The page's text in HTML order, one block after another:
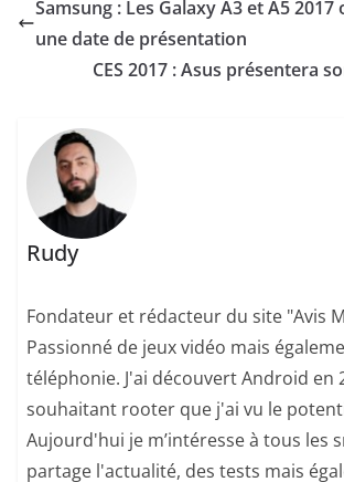
Samsung : Les Galaxy A3 et A5
une date de présentation
CES 2017 : Asus présentera
Rudy
Fondateur et rédacteur du site "Avis
Passionné de jeux vidéo mais
téléphonie. J'ai découvert Android en
souhaitant rooter que j'ai vu le
Aujourd'hui je m’intéresse à tous les
partage l'actualité, des tests mais